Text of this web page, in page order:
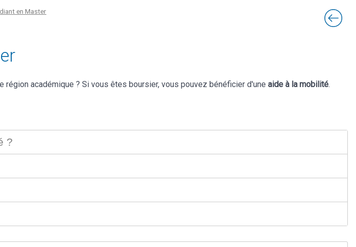
en Master
académique ? Si vous êtes boursier, vous pouvez bénéficier d'une aide à la mobilité.
?